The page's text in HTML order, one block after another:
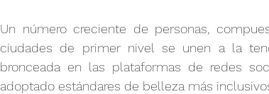
Un número creciente de personas,
ciudades de primer nivel se unen a la
bronceada en las plataformas de redes
adoptado estándares de belleza más